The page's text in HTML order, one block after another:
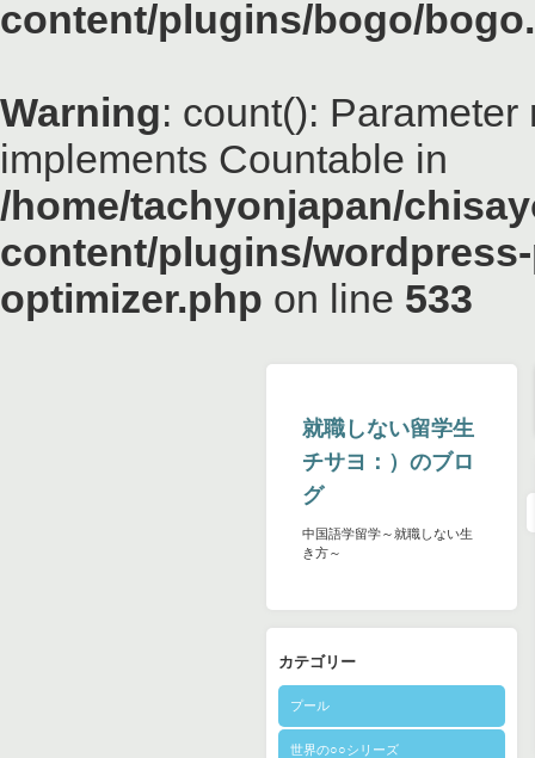
content/plugins/bogo/
Warning: count():
implements Countable in
/home/tachyonjapan/
content/plugins/
optimizer.php on line 533
就職しない留学生
チサヨ：）のブロ
グ
中国語学留学～就職しない生
き方～
カテゴリー
プール
世界の○○シリーズ